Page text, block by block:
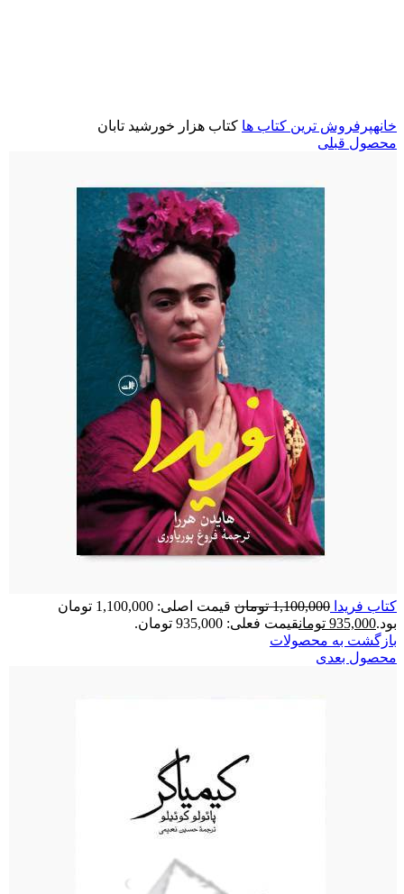
خانهپرفروش ترین کتاب ها کتاب هزار خورشید تابان
محصول قبلی
کتاب فریدا 1,100,000 تومان
قیمت اصلی: 1,100,000 تومان
بود.935,000 تومانقیمت فعلی: 935,000 تومان.
بازگشت به محصولات
محصول بعدی